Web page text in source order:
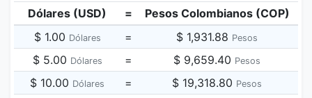
Dólares (USD) =
Pesos Colombianos (COP)
$ 1.00 Dólares = $ 1,931.88 Pesos
$ 5.00 Dólares = $ 9,659.40 Pesos
$ 10.00 Dólares = $ 19,318.80 Pesos